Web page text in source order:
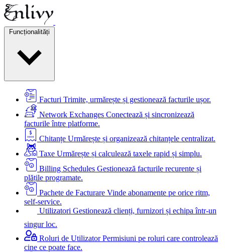
Facturi Trimite, urmărește și gestionează facturile ușor.
Network Exchanges Conectează și sincronizează
facturile între platforme.
Chitanțe Urmărește și organizează chitanțele centralizat.
Taxe Urmărește și calculează taxele rapid și simplu.
Billing Schedules Gestionează facturile recurente și
plățile programate.
Pachete de Facturare Vinde abonamente pe orice ritm,
self-service.
Utilizatori Gestionează clienți, furnizori și echipa într-un
singur loc.
Roluri de Utilizator Permisiuni pe roluri care controlează
cine ce poate face.